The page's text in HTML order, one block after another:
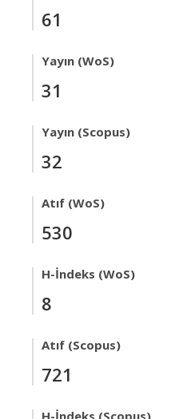
61
Yayın (WoS)
31
Yayın (Scopus)
32
Atıf (WoS)
530
H-İndeks (WoS)
8
Atıf (Scopus)
721
H-İndeks (Scopus)